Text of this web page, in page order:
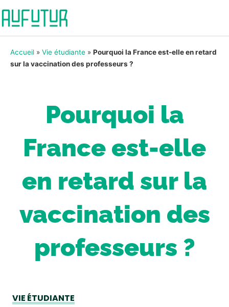
Accueil » Vie étudiante » Pourquoi la France est-elle en retard
sur la vaccination des professeurs ?
Pourquoi la
France est-elle
en retard sur la
vaccination des
professeurs ?
VIE ÉTUDIANTE